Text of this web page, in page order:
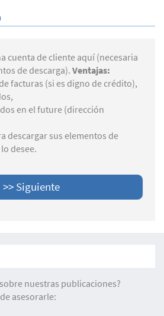
cuenta de cliente aquí (necesaria
de descarga). Ventajas:
facturas (si es digno de crédito),
en el future (dirección
descargar sus elementos de
desee.
nuestras publicaciones?
asesorarle: